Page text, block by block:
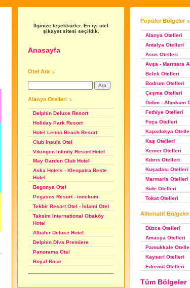
İlginize teşekkürler. En iyi otel
şikayet sitesi seçildik.
Anasayfa
Otel Ara
Alanya Otelleri
Delphin Deluxe Resort
Holiday Park Resort
Hotel Lenna Beach Resort
Club Insula Otel
Vikingen Infinity Resort Hotel
May Garden Club Hotel
Aska Hotels - Kleopatra Beste
Hotel
Begonya Otel
Pegasos Resort - incekum
Tekbir Resort Otel - İslami Otel
Taksim International Obaköy
Hotel
Albahir Deluxe Hotel
Delphin Diva Premiere
Panorama Otel
Royal Rose
Popüler Bölgeler
Alanya Otelleri
Antalya Otelleri
Asos Otelleri
Avşa - Marmara
Belek Otelleri
Bodrum Otelleri
Çeşme Otelleri
Didim - Altınkum
Fethiye Otelleri
Foça Otelleri
Kapadokya
Kaş Otelleri
Kemer Otelleri
Kıbrıs Otelleri
Kuşadası Otelleri
Marmaris Otelleri
Side Otelleri
Tokat Otelleri
Alternatif Bölgeler
Düzce Otelleri
Amasya Otelleri
Pamukkale
Kayseri Otelleri
Edremit Otelleri
Tüm Bölgeler